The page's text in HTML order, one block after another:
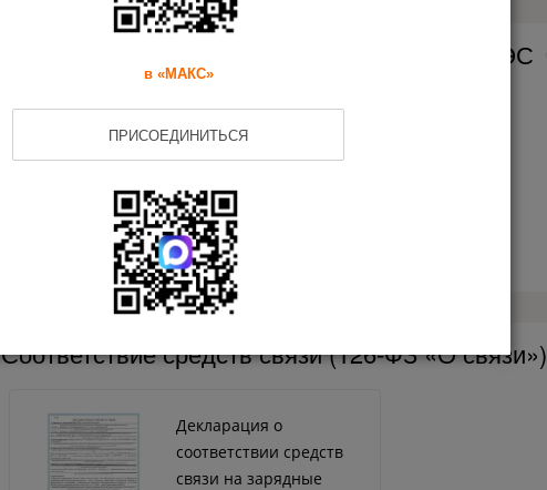
Соответствие техническим регламентам ЕАЭС
Сертификат
электромобилей
Соответствие средств связи (126-ФЗ «О связи»)
Декларация о
соответствии средств
связи на зарядные
в «МАКС»
ПРИСОЕДИНИТЬСЯ